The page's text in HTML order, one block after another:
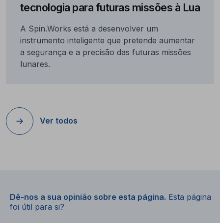
tecnologia para futuras missões à Lua
A Spin.Works está a desenvolver um
instrumento inteligente que pretende aumentar
a segurança e a precisão das futuras missões
lunares.
Ver todos
Dê-nos a sua opinião sobre esta página. Esta página
foi útil para si?